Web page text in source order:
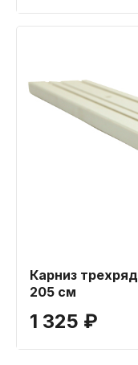
Карниз
205 см
1 325 ₽